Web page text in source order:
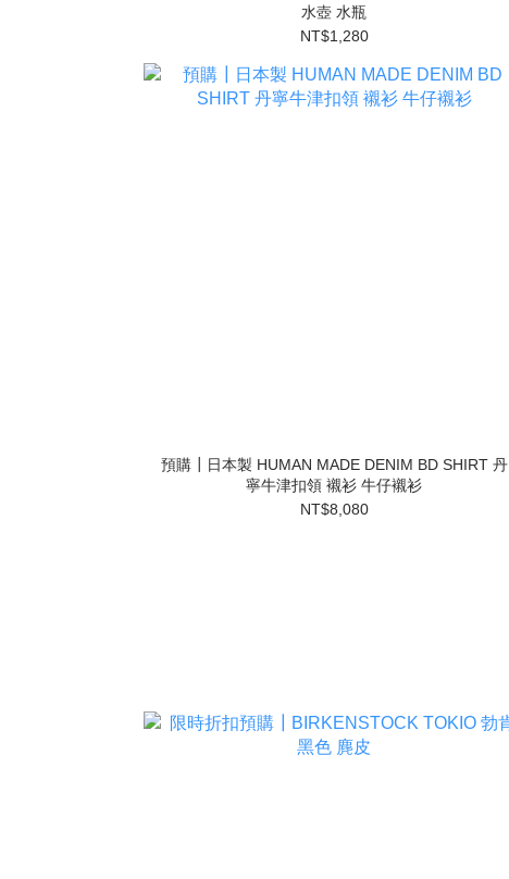
水壺 水瓶
NT$1,280
預購┃日本製 HUMAN MADE DENIM BD SHIRT 丹
寧牛津扣領 襯衫 牛仔襯衫
NT$8,080